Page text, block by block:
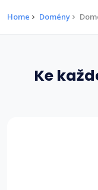
Home Domény
Ke